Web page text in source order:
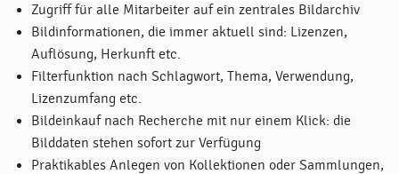
Zugriff für alle Mitarbeiter auf ein zentrales Bildarchiv
Bildinformationen, die immer aktuell sind: Lizenzen,
Auflösung, Herkunft etc.
Filterfunktion nach Schlagwort, Thema, Verwendung,
Lizenzumfang etc.
Bildeinkauf nach Recherche mit nur einem Klick: die
Bilddaten stehen sofort zur Verfügung
Praktikables Anlegen von Kollektionen oder Sammlungen,